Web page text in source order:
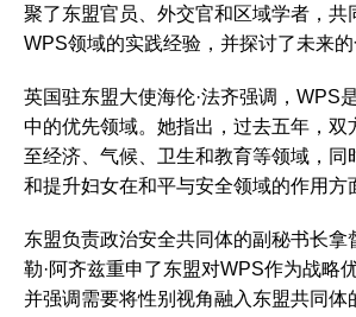
聚了东盟官员、外交官和区域学者，共
WPS领域的实践经验，并探讨了未来的
英国驻东盟大使海伦·法齐强调，WPS
中的优先领域。她指出，过去五年，双
至经济、气候、卫生和教育等领域，同
和提升妇女在和平与安全领域的作用方
东盟负责政治安全共同体的副秘书长拿
勒·阿齐兹重申了东盟对WPS作为战略
并强调需要将性别视角融入东盟共同体